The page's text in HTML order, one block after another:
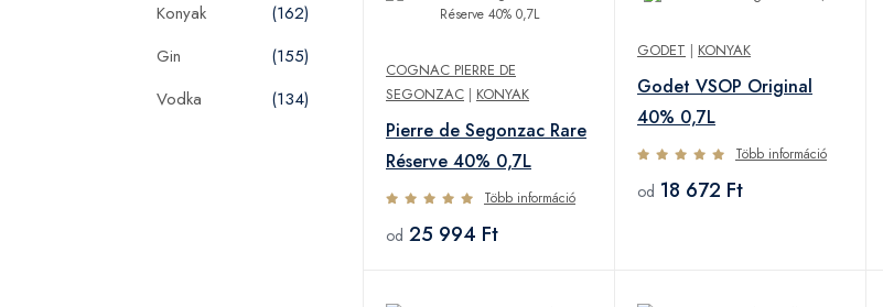
Konyak
(162)
Gin
(155)
Vodka
(134)
COGNAC PIERRE DE
SEGONZAC | KONYAK
Pierre de Segonzac Rare
Réserve 40% 0,7L
Több információ
od 25 994 Ft
GODET | KONYAK
Godet VSOP Original
40% 0,7L
Több információ
od 18 672 Ft